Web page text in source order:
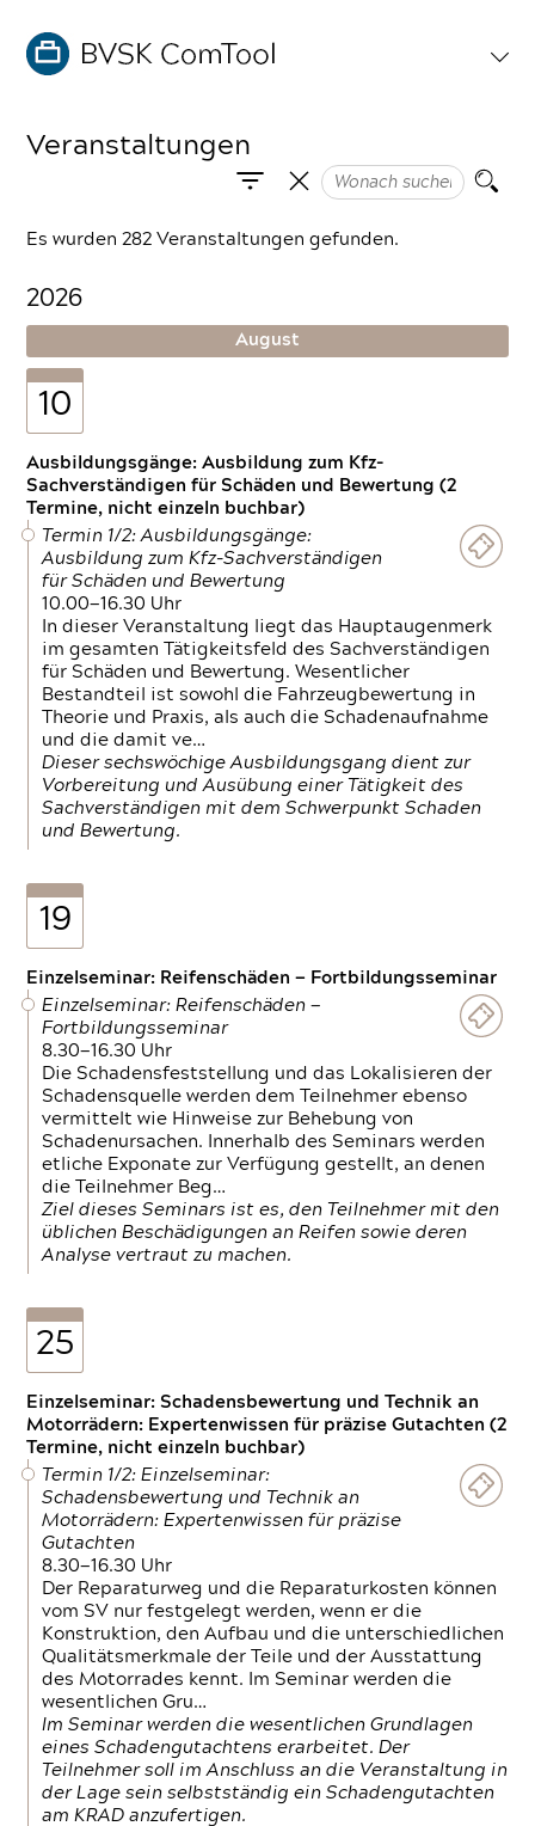
Veranstaltungen
Es wurden 282 Veranstaltungen gefunden.
2026
August
10
Ausbildungsgänge: Ausbildung zum Kfz-
Sachverständigen für Schäden und Bewertung (2
Termine, nicht einzeln buchbar)
Termin 1/2: Ausbildungsgänge:
Ausbildung zum Kfz-Sachverständigen
für Schäden und Bewertung
10.00—16.30 Uhr
In dieser Veranstaltung liegt das Hauptaugenmerk
im gesamten Tätigkeitsfeld des Sachverständigen
für Schäden und Bewertung. Wesentlicher
Bestandteil ist sowohl die Fahrzeugbewertung in
Theorie und Praxis, als auch die Schadenaufnahme
und die damit ve…
Dieser sechswöchige Ausbildungsgang dient zur
Vorbereitung und Ausübung einer Tätigkeit des
Sachverständigen mit dem Schwerpunkt Schaden
und Bewertung.
19
Einzelseminar: Reifenschäden — Fortbildungsseminar
Einzelseminar: Reifenschäden —
Fortbildungsseminar
8.30—16.30 Uhr
Die Schadensfeststellung und das Lokalisieren der
Schadensquelle werden dem Teilnehmer ebenso
vermittelt wie Hinweise zur Behebung von
Schadenursachen. Innerhalb des Seminars werden
etliche Exponate zur Verfügung gestellt, an denen
die Teilnehmer Beg…
Ziel dieses Seminars ist es, den Teilnehmer mit den
üblichen Beschädigungen an Reifen sowie deren
Analyse vertraut zu machen.
25
Einzelseminar: Schadensbewertung und Technik an
Motorrädern: Expertenwissen für präzise Gutachten (2
Termine, nicht einzeln buchbar)
Termin 1/2: Einzelseminar:
Schadensbewertung und Technik an
Motorrädern: Expertenwissen für präzise
Gutachten
8.30—16.30 Uhr
Der Reparaturweg und die Reparaturkosten können
vom SV nur festgelegt werden, wenn er die
Konstruktion, den Aufbau und die unterschiedlichen
Qualitätsmerkmale der Teile und der Ausstattung
des Motorrades kennt. Im Seminar werden die
wesentlichen Gru…
Im Seminar werden die wesentlichen Grundlagen
eines Schadengutachtens erarbeitet. Der
Teilnehmer soll im Anschluss an die Veranstaltung in
der Lage sein selbstständig ein Schadengutachten
am KRAD anzufertigen.